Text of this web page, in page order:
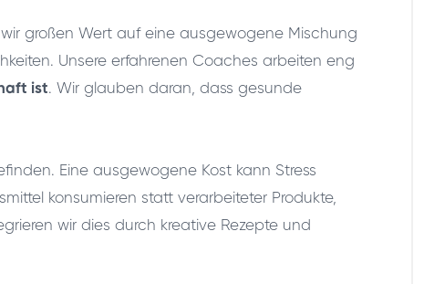
großen Wert auf eine ausgewogene Mischung
Unsere erfahrenen Coaches arbeiten eng
ist. Wir glauben daran, dass gesunde
Eine ausgewogene Kost kann Stress
konsumieren statt verarbeiteter Produkte,
wir dies durch kreative Rezepte und